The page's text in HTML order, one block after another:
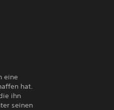
eine
hat.
ihn
seinen